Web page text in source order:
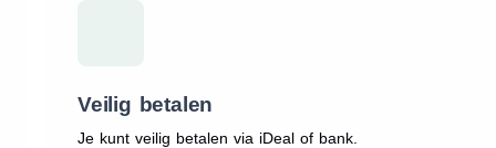
Veilig betalen
Je kunt veilig betalen via iDeal of bank.